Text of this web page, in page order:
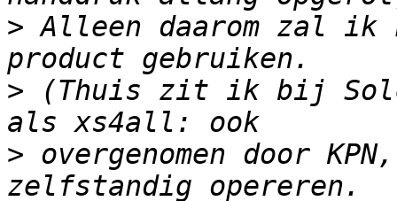
> Alleen daarom zal
> (Thuis zit ik bij
> overgenomen door